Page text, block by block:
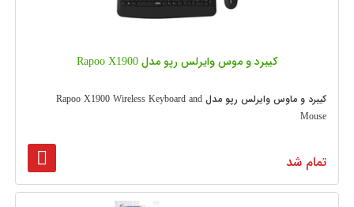
کیبرد و موس وایرلس رپو مدل Rapoo X1900
کیبرد و ماوس وایرلس رپو مدل Rapoo X1900 Wireless Keyboard and
Mouse
تمام شد